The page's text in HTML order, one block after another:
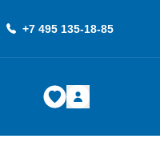
+7 495 135-18-85